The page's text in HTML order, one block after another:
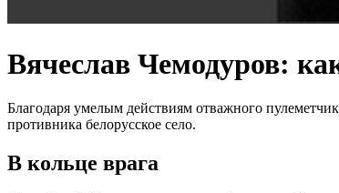
Вячеслав Чемодуров:
Благодаря умелым действиям отважного
противника белорусское село.
В кольце врага